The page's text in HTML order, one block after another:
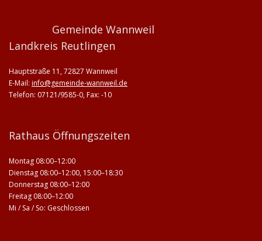
Gemeinde Wannweil
Landkreis Reutlingen
Hauptstraße 11, 72827 Wannweil
E-Mail: info@gemeinde-wannweil.de
Telefon: 07121/9585-0, Fax: -10
Rathaus Öffnungszeiten
Montag 08:00–12:00
Dienstag 08:00–12:00, 15:00–18:30
Donnerstag 08:00–12:00
Freitag 08:00–12:00
Mi / Sa / So: Geschlossen